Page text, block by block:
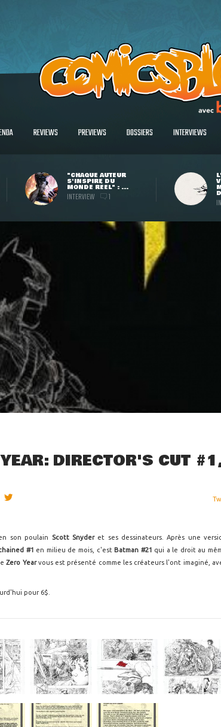
REVIEWS PREVIEWS DOSSIERS INTERVIEWS
"CHAQUE AUTEUR
S'INSPIRE DU
MONDE RÉEL" : ...
INTERVIEW 1
DIRECTOR'S CUT
son poulain Scott Snyderet ses dessinateurs. Après une
#1 en milieu de mois, c'est Batman #21 qui a le droit au
Zero Yearvous est présenté comme les créateurs l'ont imaginé,
pour 6$.